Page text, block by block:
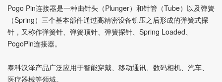
Pogo Pin连接器是一种由针头（Plunger）和针管（Tube）以及弹簧
（Spring）三个基本部件通过高精密设备铆压之后形成的弹簧式探
针，又称作弹簧针、弹簧顶针、弹簧探针、Spring Loaded、
PogoPin连接器。
泰科汉泽产品广泛应用于智能穿戴、移动通讯、数码相机、汽车、
医疗器械等领域。